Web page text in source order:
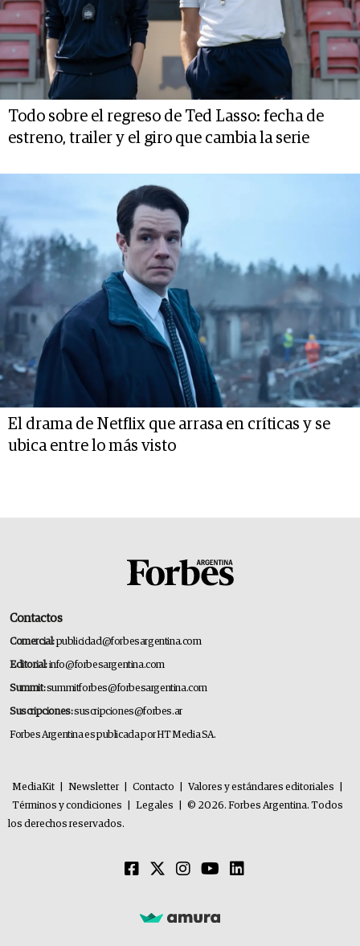
Todo sobre el regreso de Ted Lasso: fecha de
estreno, trailer y el giro que cambia la serie
El drama de Netflix que arrasa en críticas y se
ubica entre lo más visto
Contactos
Comercial:publicidad@forbesargentina.com
Editorial:info@forbesargentina.com
Summit:summitforbes@forbesargentina.com
Suscripciones:suscripciones@forbes.ar
Forbes Argentina es publicada por HT Media SA.
MediaKit Newsletter Contacto Valores y estándares editoriales
Términos y condiciones
Legales
© 2026. Forbes Argentina. Todos
los derechos reservados.